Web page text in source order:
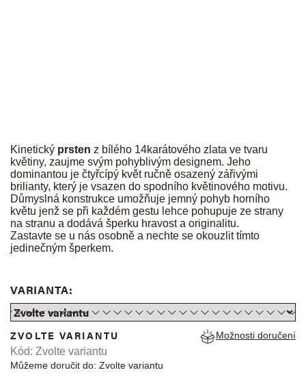
Kinetický prsten z bílého 14karátového zlata ve tvaru
květiny, zaujme svým pohyblivým designem. Jeho
dominantou je čtyřcípý květ ručně osazený zářivými
brilianty, který je vsazen do spodního květinového motivu.
Důmyslná konstrukce umožňuje jemný pohyb horního
květu jenž se při každém gestu lehce pohupuje ze strany
na stranu a dodává šperku hravost a originalitu.
Zastavte se u nás osobně a nechte se okouzlit tímto
jedinečným šperkem.
VARIANTA:
ZVOLTE VARIANTU
Můžeme doručit do: Zvolte variantu
Možnosti doručení
Kód: Zvolte variantu